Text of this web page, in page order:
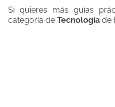
Si quieres más guías
categoría de Tecnología de